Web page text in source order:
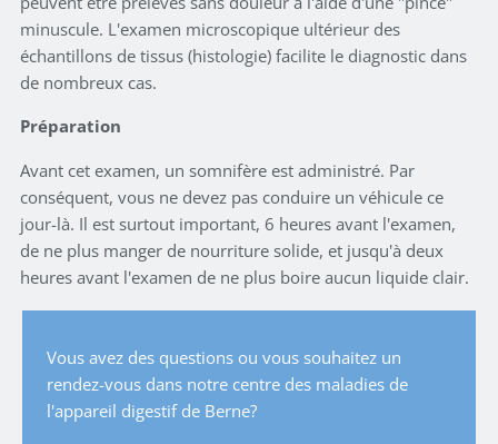
minuscule. L'examen microscopique ultérieur des
échantillons de tissus (histologie) facilite le diagnostic dans
de nombreux cas.
Préparation
Avant cet examen, un somnifère est administré. Par
conséquent, vous ne devez pas conduire un véhicule ce
jour-là. Il est surtout important, 6 heures avant l'examen,
de ne plus manger de nourriture solide, et jusqu'à deux
heures avant l'examen de ne plus boire aucun liquide clair.
Vous avez des questions ou vous souhaitez un
rendez-vous dans notre centre des maladies de
l'appareil digestif de Berne?